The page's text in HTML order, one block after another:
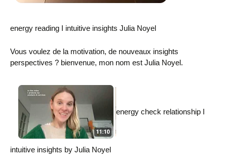
energy reading I intuitive insights Julia Noyel
Vous voulez de la motivation, de nouveaux insights
perspectives ? bienvenue, mon nom est Julia Noyel.
energy check relationship I
intuitive insights by Julia Noyel